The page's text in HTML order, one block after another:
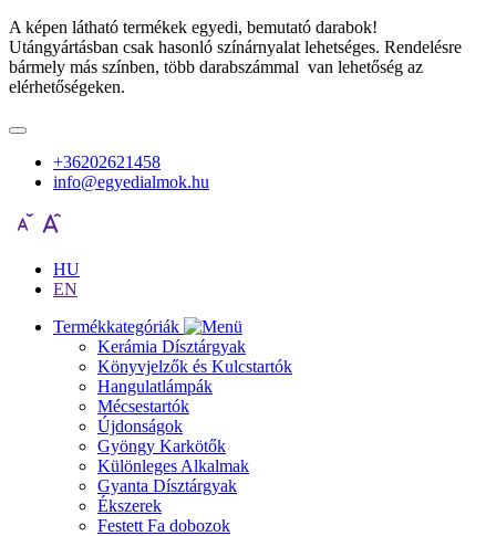
A képen látható termékek egyedi, bemutató darabok!
Utángyártásban csak hasonló színárnyalat lehetséges. Rendelésre
bármely más színben, több darabszámmal van lehetőség az
elérhetőségeken.
+36202621458
info@egyedialmok.hu
HU
EN
Termékkategóriák
Kerámia Dísztárgyak
Könyvjelzők és Kulcstartók
Hangulatlámpák
Mécsestartók
Újdonságok
Gyöngy Karkötők
Különleges Alkalmak
Gyanta Dísztárgyak
Ékszerek
Festett Fa dobozok